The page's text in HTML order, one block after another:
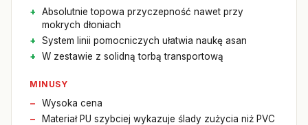
Absolutnie topowa przyczepność nawet przy
mokrych dłoniach
System linii pomocniczych ułatwia naukę asan
W zestawie z solidną torbą transportową
MINUSY
Wysoka cena
Materiał PU szybciej wykazuje ślady zużycia niż PVC